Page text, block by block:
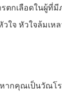
ตกเลือดในผู้ที่
ใจ หัวใจล้มเห
ากคุณเป็นวัณโ